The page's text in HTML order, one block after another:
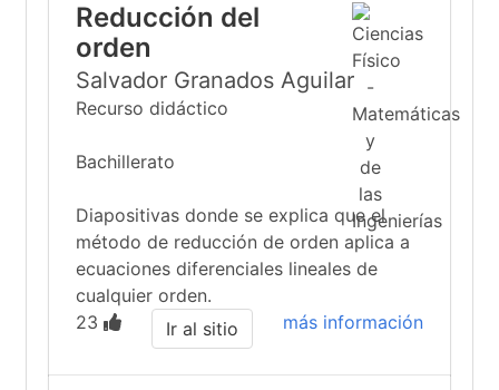
Reducción del
orden
Salvador Granados Aguilar
Recurso didáctico
Bachillerato
Diapositivas donde se explica que el
método de reducción de orden aplica a
ecuaciones diferenciales lineales de
cualquier orden.
23
más información
Ir al sitio